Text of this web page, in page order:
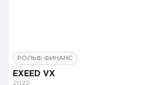
РОЛЬФ ФИНАНС
EXEED VX
2022